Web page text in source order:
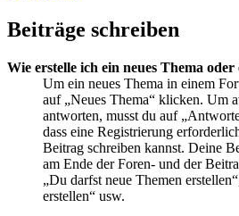
Beiträge schreiben
Wie erstelle ich ein neues Thema
Um ein neues Thema in einem
auf „Neues Thema“ klicken. Um
antworten, musst du auf
dass eine Registrierung
Beitrag schreiben kannst. Deine
am Ende der Foren- und der
„Du darfst neue Themen
erstellen“ usw.